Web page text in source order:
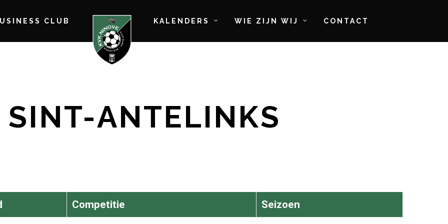
CLUB KALENDERS WIE ZIJN WIJ CONTACT
ANTELINKS
Competitie Seizoen